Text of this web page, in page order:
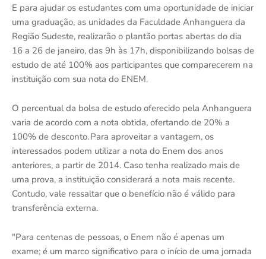
E para ajudar os estudantes com uma oportunidade de iniciar
uma graduação, as unidades da Faculdade Anhanguera da
Região Sudeste, realizarão o plantão portas abertas do dia
16 a 26 de janeiro, das 9h às 17h, disponibilizando bolsas de
estudo de até 100% aos participantes que comparecerem na
instituição com sua nota do ENEM.
O percentual da bolsa de estudo oferecido pela Anhanguera
varia de acordo com a nota obtida, ofertando de 20% a
100% de desconto. Para aproveitar a vantagem, os
interessados podem utilizar a nota do Enem dos anos
anteriores, a partir de 2014. Caso tenha realizado mais de
uma prova, a instituição considerará a nota mais recente.
Contudo, vale ressaltar que o benefício não é válido para
transferência externa.
"Para centenas de pessoas, o Enem não é apenas um
exame; é um marco significativo para o início de uma jornada